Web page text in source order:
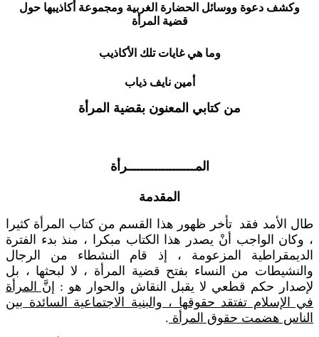
وكشف دعوة ووسائل الحضارة الغربية ومجموعة أكاذيبها حول
قضية المرأة
وما هي غايات تلك الأكاذيب
أمين نايف ذياب
من كتابي المعنون بقضية المرأة
المـــــــــــــــــــرأة
المقدمة
طال الأمد فقد تأخر ظهور هذا القسم من كتاب المرأة كثيرا
، وكان الواجب أنْ يصدر هذا الكتاب مبكرا ، منذ بدء الفترة
الديمقراطية المزعومة ، إذ قام النشطاء من الرجال
والنشيطات من النساء بفتح قضية المرأة ، لا لبحثها ، بل
لإصدار حكم قطعي لا يقبل النقاش والحوار هو :
إنَّ المرأة
في الإسلام تفتقد حقوقها ، والبنية الاجتماعية السائدة بين
الناس هضمت حقوق المرأة .